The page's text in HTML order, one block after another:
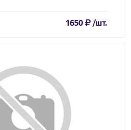
1650 /шт.